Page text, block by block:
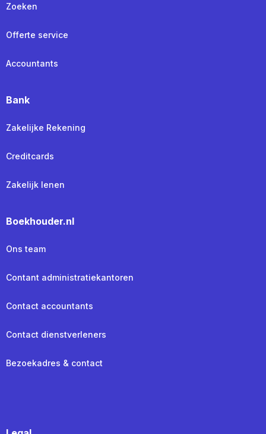
Zoeken
Offerte service
Accountants
Bank
Zakelijke Rekening
Creditcards
Zakelijk lenen
Boekhouder.nl
Ons team
Contant administratiekantoren
Contact accountants
Contact dienstverleners
Bezoekadres & contact